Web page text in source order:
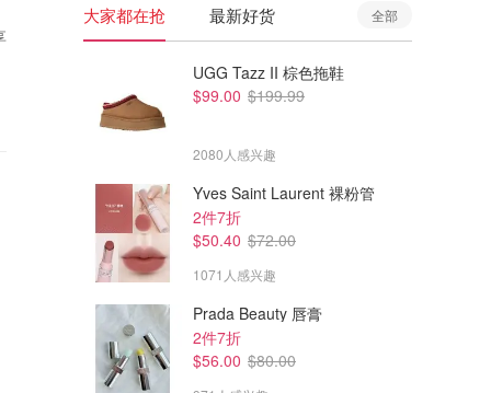
大家都在抢 最新好货 全部
UGG Tazz II 棕色拖鞋
$99.00 $199.99
2080人感兴趣
Yves Saint Laurent 裸粉管
2件7折
$50.40 $72.00
1071人感兴趣
Prada Beauty 唇膏
2件7折
$56.00 $80.00